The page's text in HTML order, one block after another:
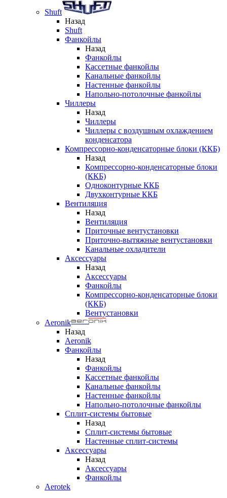
Shuft
Назад
Shuft
Фанкойлы
Назад
Фанкойлы
Кассетные фанкойлы
Канальные фанкойлы
Настенные фанкойлы
Напольно-потолочные фанкойлы
Чиллеры
Назад
Чиллеры
Чиллеры с воздушным охлаждением
конденсатора
Компрессорно-конденсаторные блоки (ККБ)
Назад
Компрессорно-конденсаторные блоки
(ККБ)
Одноконтурные ККБ
Двухконтурные ККБ
Вентиляция
Назад
Вентиляция
Приточные вентустановки
Приточно-вытяжные вентустановки
Канальные охладители
Аксессуары
Назад
Аксессуары
Фанкойлы
Компрессорно-конденсаторные блоки
(ККБ)
Вентустановки
Aeronik
Назад
Aeronik
Фанкойлы
Назад
Фанкойлы
Кассетные фанкойлы
Канальные фанкойлы
Настенные фанкойлы
Напольно-потолочные фанкойлы
Сплит-системы бытовые
Назад
Сплит-системы бытовые
Настенные сплит-системы
Аксессуары
Назад
Аксессуары
Фанкойлы
Aerotek